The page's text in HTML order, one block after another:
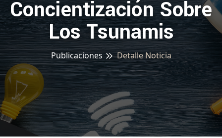
Concientización Sobre
Los Tsunamis
Publicaciones Detalle Noticia